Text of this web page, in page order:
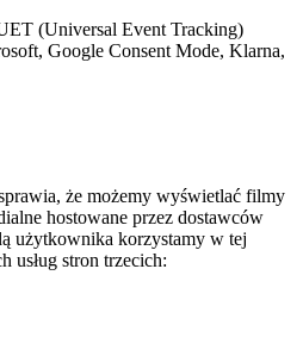
(Universal Event Tracking)
Google Consent Mode, Klarna,
że możemy wyświetlać filmy
hostowane przez dostawców
użytkownika korzystamy w tej
usług stron trzecich: